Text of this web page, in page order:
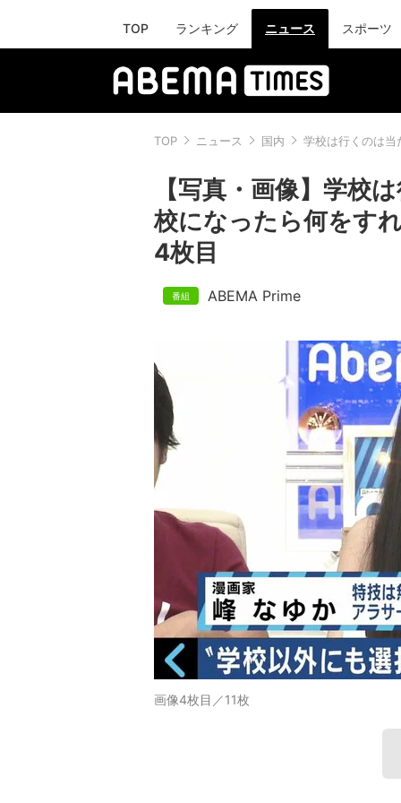
TOP ランキング ニュース スポーツ
TOP ニュース 国内 学校は行くのは当
【写真・画像】学校
校になったら何をす
4枚目
ABEMA Prime
画像4枚目／11枚